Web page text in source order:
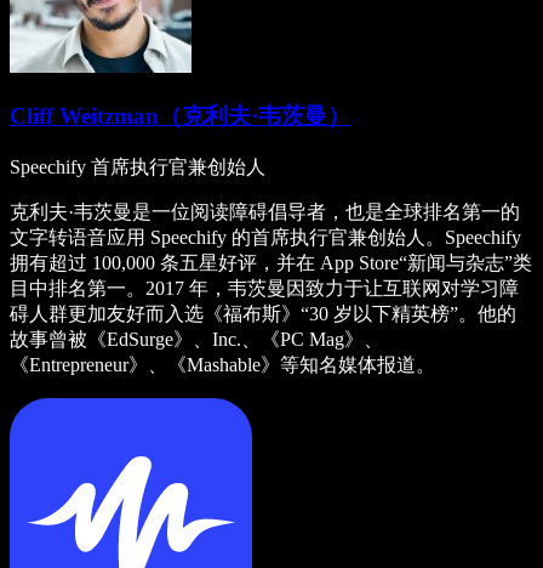
Cliff Weitzman（克利夫·韦茨曼）
Speechify 首席执行官兼创始人
克利夫·韦茨曼是一位阅读障碍倡导者，也是全球排名第一的
文字转语音应用 Speechify 的首席执行官兼创始人。Speechify
拥有超过 100,000 条五星好评，并在 App Store“新闻与杂志”类
目中排名第一。2017 年，韦茨曼因致力于让互联网对学习障
碍人群更加友好而入选《福布斯》“30 岁以下精英榜”。他的
故事曾被《EdSurge》、Inc.、《PC Mag》、
《Entrepreneur》、《Mashable》等知名媒体报道。